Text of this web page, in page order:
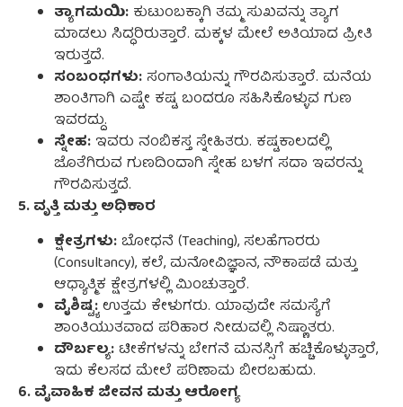
ತ್ಯಾಗಮಯಿ: ಕುಟುಂಬಕ್ಕಾಗಿ ತಮ್ಮ ಸುಖವನ್ನು ತ್ಯಾಗ
ಮಾಡಲು ಸಿದ್ಧರಿರುತ್ತಾರೆ. ಮಕ್ಕಳ ಮೇಲೆ ಅತಿಯಾದ ಪ್ರೀತಿ
ಇರುತ್ತದೆ.
ಸಂಬಂಧಗಳು:ಸಂಗಾತಿಯನ್ನು ಗೌರವಿಸುತ್ತಾರೆ. ಮನೆಯ
ಶಾಂತಿಗಾಗಿ ಎಷ್ಟೇ ಕಷ್ಟ ಬಂದರೂ ಸಹಿಸಿಕೊಳ್ಳುವ ಗುಣ
ಇವರದ್ದು.
ಸ್ನೇಹ: ಇವರು ನಂಬಿಕಸ್ತ ಸ್ನೇಹಿತರು. ಕಷ್ಟಕಾಲದಲ್ಲಿ
ಜೊತೆಗಿರುವ ಗುಣದಿಂದಾಗಿ ಸ್ನೇಹ ಬಳಗ ಸದಾ ಇವರನ್ನು
ಗೌರವಿಸುತ್ತದೆ.
5. ವೃತ್ತಿ ಮತ್ತು ಅಧಿಕಾರ
ಕ್ಷೇತ್ರಗಳು:ಬೋಧನೆ (Teaching), ಸಲಹೆಗಾರರು
(Consultancy), ಕಲೆ, ಮನೋವಿಜ್ಞಾನ, ನೌಕಾಪಡೆ ಮತ್ತು
ಆಧ್ಯಾತ್ಮಿಕ ಕ್ಷೇತ್ರಗಳಲ್ಲಿ ಮಿಂಚುತ್ತಾರೆ.
ವೈಶಿಷ್ಟ್ಯ:ಉತ್ತಮ ಕೇಳುಗರು. ಯಾವುದೇ ಸಮಸ್ಯೆಗೆ
ಶಾಂತಿಯುತವಾದ ಪರಿಹಾರ ನೀಡುವಲ್ಲಿ ನಿಷ್ಣಾತರು.
ದೌರ್ಬಲ್ಯ:ಟೀಕೆಗಳನ್ನು ಬೇಗನೆ ಮನಸ್ಸಿಗೆ ಹಚ್ಚಿಕೊಳ್ಳುತ್ತಾರೆ,
ಇದು ಕೆಲಸದ ಮೇಲೆ ಪರಿಣಾಮ ಬೀರಬಹುದು.
6. ವೈವಾಹಿಕ ಜೀವನ ಮತ್ತು ಆರೋಗ್ಯ